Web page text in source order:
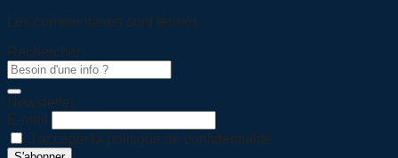
Les commentaires sont fermés.
Rechercher
Newsletter
E-mail
J'accepte la politique de confidentialité